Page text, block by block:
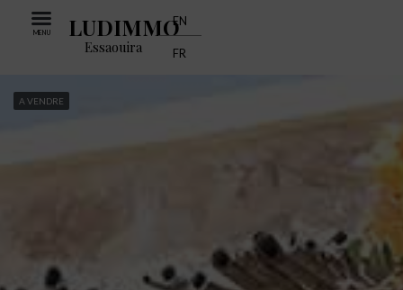
MENU LUDIMMO
Essaouira
EN
FR
A VENDRE